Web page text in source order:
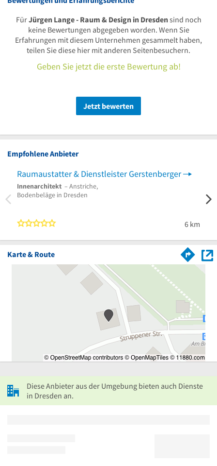
FürJürgen Lange - Raum & Design in Dresdensind noch
keine Bewertungen abgegeben worden. Wenn Sie
Erfahrungen mit diesem Unternehmen gesammelt haben,
teilen Sie diese hier mit anderen Seitenbesuchern.
Geben Sie jetzt die erste Bewertung ab!
Jetzt bewerten
Empfohlene Anbieter
Raumaustatter & Dienstleister Gerstenberger
Innenarchitekt – Anstriche,
Bodenbeläge in Dresden
6 km
Karte & Route
Diese Anbieter aus der Umgebung bieten auch Dienste
in Dresden an.